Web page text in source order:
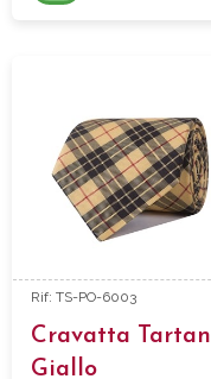
Rif: TS-PO-6003
Cravatta Tartan
Giallo